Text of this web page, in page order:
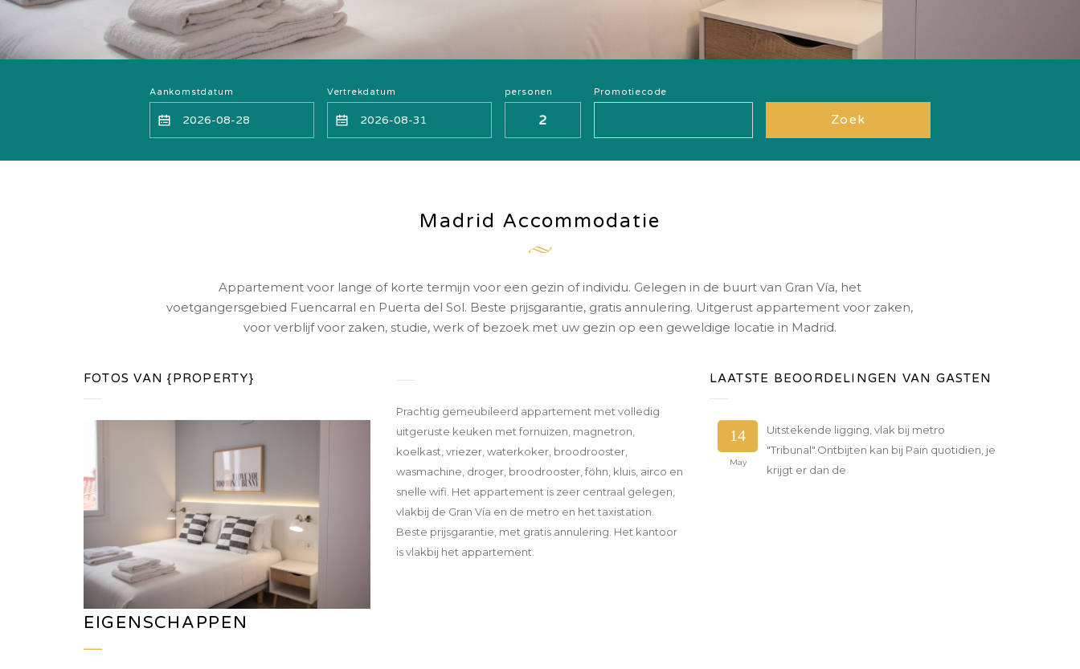
Aankomstdatum Vertrekdatum personen Promotiecode
Zoek
Madrid Accommodatie
Appartement voor lange of korte termijn voor een gezin of individu. Gelegen in de buurt van Gran Vía, het
voetgangersgebied Fuencarral en Puerta del Sol. Beste prijsgarantie, gratis annulering. Uitgerust appartement voor zaken,
voor verblijf voor zaken, studie, werk of bezoek met uw gezin op een geweldige locatie in Madrid.
FOTOS VAN {PROPERTY}
Prachtig gemeubileerd appartement met volledig
uitgeruste keuken met fornuizen, magnetron,
koelkast, vriezer, waterkoker, broodrooster,
wasmachine, droger, broodrooster, föhn, kluis, airco en
snelle wifi. Het appartement is zeer centraal gelegen,
vlakbij de Gran Vía en de metro en het taxistation.
Beste prijsgarantie, met gratis annulering. Het kantoor
is vlakbij het appartement.
LAATSTE BEOORDELINGEN VAN GASTEN
14
May
Uitstekende ligging, vlak bij metro
"Tribunal".Ontbijten kan bij Pain quotidien, je
krijgt er dan de
EIGENSCHAPPEN